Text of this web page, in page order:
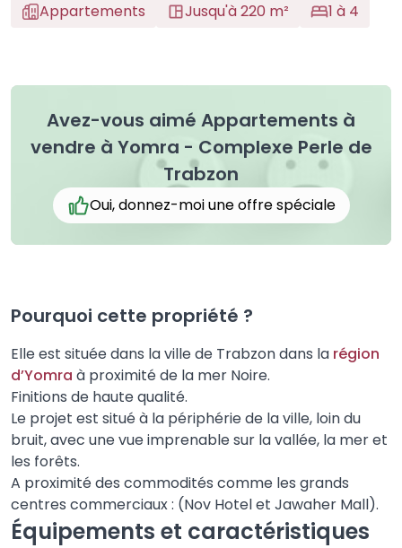
Appartements
Jusqu'à 220 m² 1 à 4
Avez-vous aimé Appartements à
vendre à Yomra - Complexe Perle de
Trabzon
Oui, donnez-moi une offre spéciale
Pourquoi cette propriété ?
Elle est située dans la ville de Trabzon dans la région
d’Yomra à proximité de la mer Noire.
Finitions de haute qualité.
Le projet est situé à la périphérie de la ville, loin du
bruit, avec une vue imprenable sur la vallée, la mer et
les forêts.
A proximité des commodités comme les grands
centres commerciaux : (Nov Hotel et Jawaher Mall).
Équipements et caractéristiques